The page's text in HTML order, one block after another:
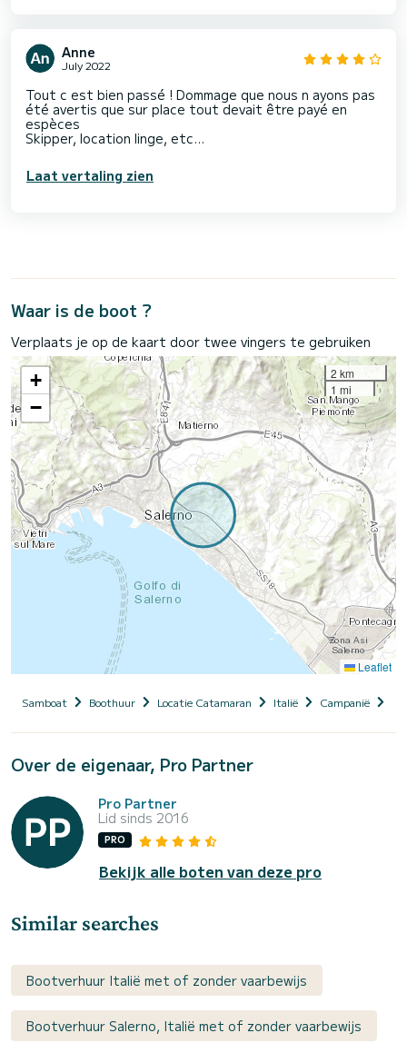
Anne
July 2022
Tout c est bien passé ! Dommage que nous n ayons pas
été avertis que sur place tout devait être payé en
espèces
Skipper, location linge, etc…
Laat vertaling zien
Waar is de boot ?
Verplaats je op de kaart door twee vingers te gebruiken
+
−
2 km
1 mi
Leaflet
Samboat Boothuur Locatie Catamaran Italië Campanië
Over de eigenaar, Pro Partner
Pro Partner
Lid sinds 2016
PRO
Bekijk alle boten van deze pro
Similar searches
Bootverhuur Italië met of zonder vaarbewijs
Bootverhuur Salerno, Italië met of zonder vaarbewijs